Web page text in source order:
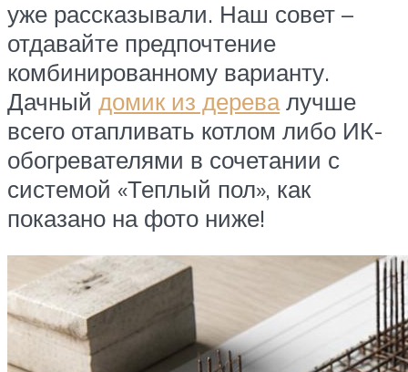
уже рассказывали. Наш совет –
отдавайте предпочтение
комбинированному варианту.
Дачный домик из деревалучше
всего отапливать котлом либо ИК-
обогревателями в сочетании с
системой «Теплый пол», как
показано на фото ниже!